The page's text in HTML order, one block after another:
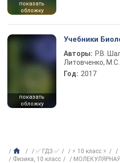
показать
обложку
показать
обложку
Учебники
Авторы: Р.В.
Литовченко,
Год: 2017
✅ ГДЗ ✅ ⚡ 10 класс ⚡
Физика, 10 класс